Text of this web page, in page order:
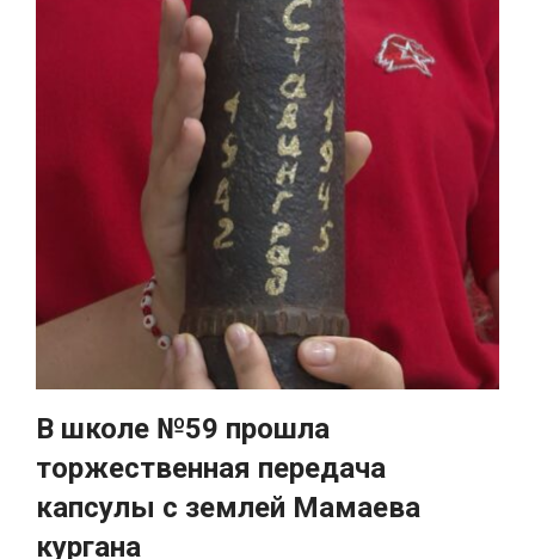
В школе №59 прошла
торжественная передача
капсулы с землей Мамаева
кургана